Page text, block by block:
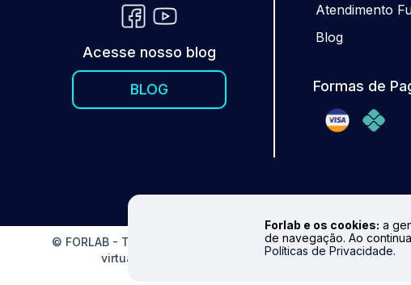
Forlab e os cookies: a
de navegação. Ao
Políticas de Privacidade.
Acesse nosso blog
BLOG
Atendimento
Blog
Formas de
© FORLAB - Todos os direitos reservados. Proibida
virtual. Fale conosco|
info@forlabexpress.com.br